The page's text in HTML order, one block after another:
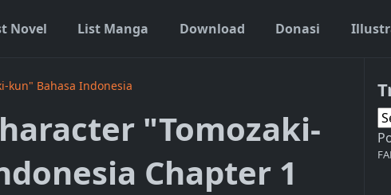
Novel List Manga Download Donasi
kun" Bahasa Indonesia
"Tomozaki-
Chapter 1